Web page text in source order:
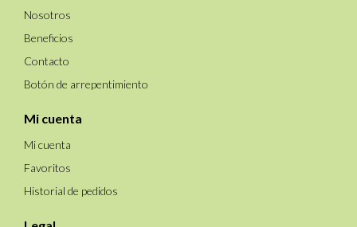
Nosotros
Beneficios
Contacto
Botón de arrepentimiento
Mi cuenta
Mi cuenta
Favoritos
Historial de pedidos